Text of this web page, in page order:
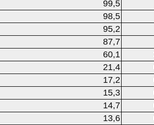
99,5
98,5
95,2
87,7
60,1
21,4
17,2
15,3
14,7
13,6